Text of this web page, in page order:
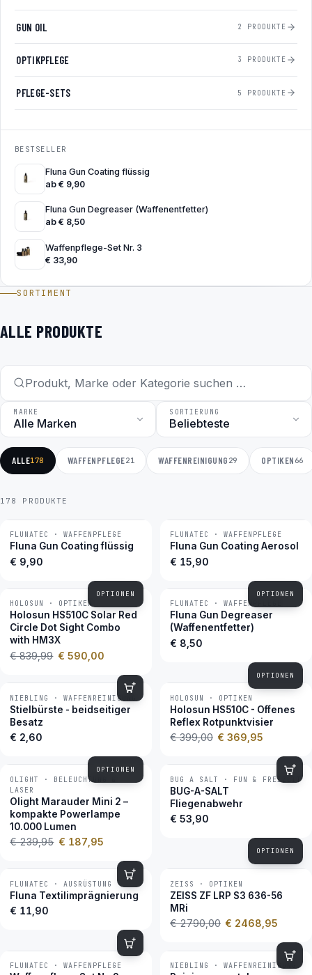
GUN OIL 2 PRODUKTE
OPTIKPFLEGE 3 PRODUKTE
PFLEGE-SETS 5 PRODUKTE
BESTSELLER
Fluna Gun Coating flüssig
ab € 9,90
Fluna Gun Degreaser (Waffenentfetter)
ab € 8,50
Waffenpflege-Set Nr. 3
€ 33,90
SORTIMENT
ALLE PRODUKTE
MARKE SORTIERUNG
ALLE178 WAFFENPFLEGE21 WAFFENREINIGUNG 29 OPTIKEN 66
178 PRODUKTE
BESTSELLER
FLUNATEC · WAFFENPFLEGE
Fluna Gun Coating flüssig
€ 9,90
OPTIONEN
BESTSELLER
FLUNATEC · WAFFENPFLEGE
Fluna Gun Coating Aerosol
€ 15,90
OPTIONEN
−30 %
HOLOSUN · OPTIKEN
Holosun HS510C Solar Red
Circle Dot Sight Combo
with HM3X
€ 839,99 € 590,00
BESTSELLER
FLUNATEC · WAFFENPFLEGE
Fluna Gun Degreaser
(Waffenentfetter)
€ 8,50
OPTIONEN
BESTSELLER
NIEBLING · WAFFENREINIGUNG
Stielbürste - beidseitiger
Besatz
€ 2,60
OPTIONEN
−7 %
HOLOSUN · OPTIKEN
Holosun HS510C - Offenes
Reflex Rotpunktvisier
€ 399,00 € 369,95
−22 %
OLIGHT · BELEUCHTUNG &
LASER
Olight Marauder Mini 2 –
kompakte Powerlampe
10.000 Lumen
€ 239,95 € 187,95
BESTSELLER
BUG A SALT · FUN & FREIZEIT
BUG-A-SALT
Fliegenabwehr
€ 53,90
OPTIONEN
BESTSELLER
FLUNATEC · AUSRÜSTUNG
Fluna Textilimprägnierung
€ 11,90
−12 %
ZEISS · OPTIKEN
ZEISS ZF LRP S3 636-56
MRi
€ 2790,00 € 2468,95
BESTSELLER
FLUNATEC · WAFFENPFLEGE BESTSELLER
NIEBLING · WAFFENREINIGUNG